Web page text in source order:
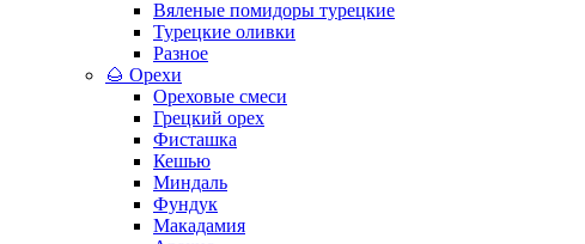
Вяленые помидоры турецкие
Турецкие оливки
Разное
🌰 Орехи
Ореховые смеси
Грецкий орех
Фисташка
Кешью
Миндаль
Фундук
Макадамия